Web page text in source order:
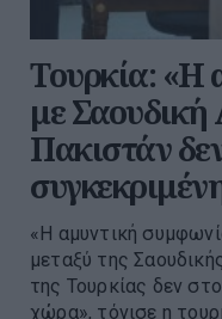
Τουρκία: «Η
με Σαουδική
Πακιστάν
«Η αμυντική
μεταξύ της
της Τουρκίας δεν
χώρα», τόνισε η